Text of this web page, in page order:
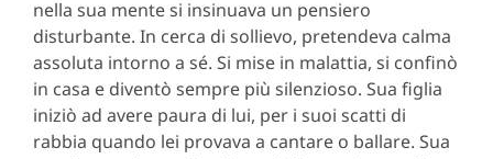
nella sua mente si insinuava un pensiero
disturbante. In cerca di sollievo, pretendeva calma
assoluta intorno a sé. Si mise in malattia, si confinò
in casa e diventò sempre più silenzioso. Sua figlia
iniziò ad avere paura di lui, per i suoi scatti di
rabbia quando lei provava a cantare o ballare. Sua